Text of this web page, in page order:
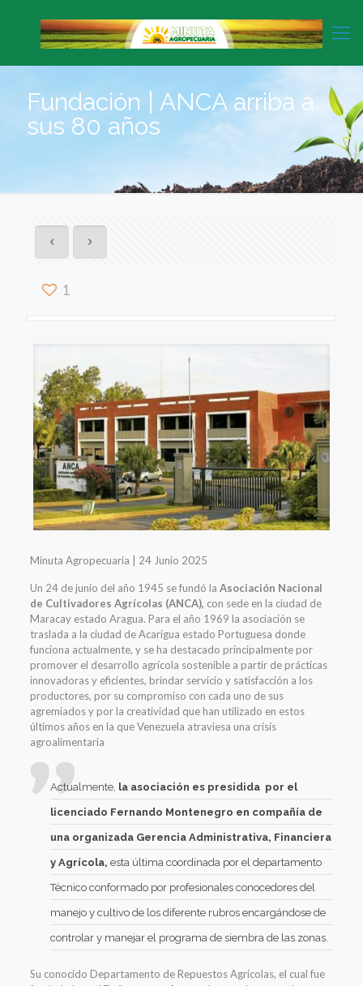
Fundación | ANCA arriba a
sus 80 años
1
Minuta Agropecuaria | 24 Junio 2025
Un 24 de junio del año 1945 se fundó la Asociación Nacional
de Cultivadores Agrícolas (ANCA), con sede en la ciudad de
Maracay estado Aragua. Para el año 1969 la asociación se
traslada a la ciudad de Acarigua estado Portuguesa donde
funciona actualmente, y se ha destacado principalmente por
promover el desarrollo agrícola sostenible a partir de prácticas
innovadoras y eficientes, brindar servicio y satisfacción a los
productores, por su compromiso con cada uno de sus
agremiados y por la creatividad que han utilizado en estos
últimos años en la que Venezuela atraviesa una crisis
agroalimentaria
Actualmente, la asociación es presidida por el
licenciado Fernando Montenegro en compañía de
una organizada Gerencia Administrativa, Financiera
y Agrícola, esta última coordinada por el departamento
Técnico conformado por profesionales conocedores del
manejo y cultivo de los diferente rubros encargándose de
controlar y manejar el programa de siembra de las zonas.
Su conocido Departamento de Repuestos Agrícolas, el cual fue